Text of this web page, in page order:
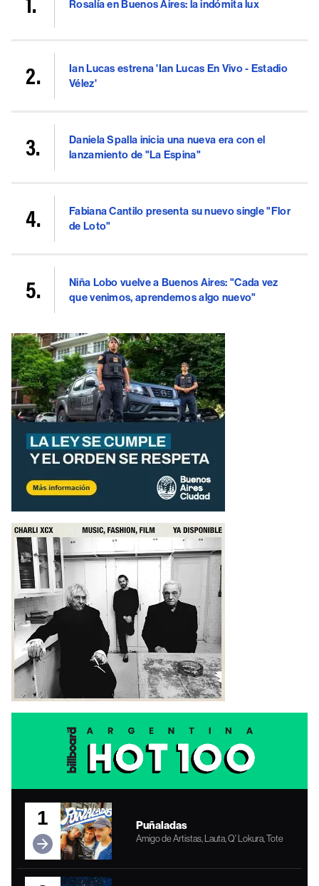
Rosalía en Buenos Aires: la indómita lux
Ian Lucas estrena 'Ian Lucas En Vivo - Estadio
Vélez'
Daniela Spalla inicia una nueva era con el
lanzamiento de "La Espina"
Fabiana Cantilo presenta su nuevo single "Flor
de Loto"
Niña Lobo vuelve a Buenos Aires: "Cada vez
que venimos, aprendemos algo nuevo"
1 Puñaladas
Amigo de Artistas, Lauta, Q' Lokura, Tote